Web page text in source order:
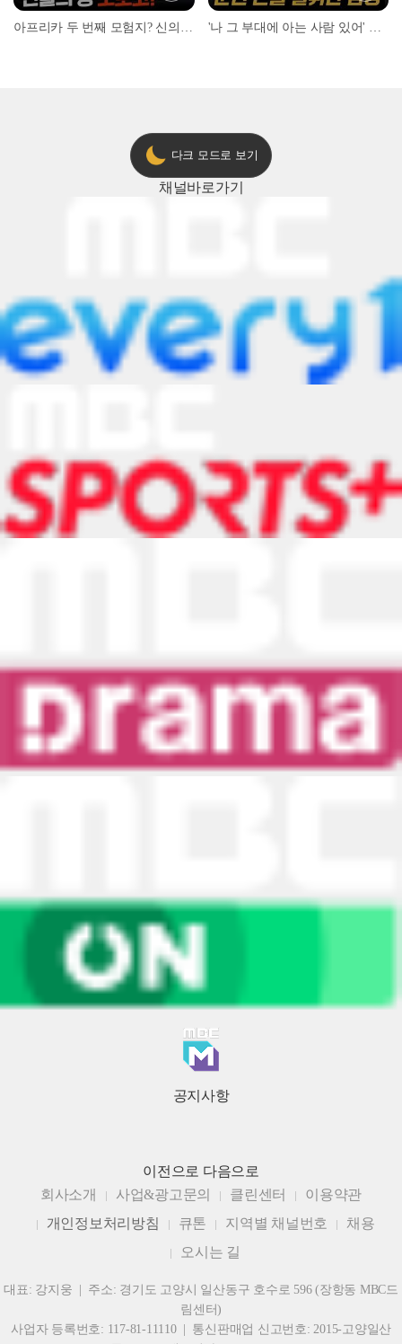
다크 모드로 보기
채널바로가기
공지사항
이전으로 다음으로
회사소개
사업&광고문의 클린센터
이용약관
개인정보처리방침
큐톤 지역별 채널번호
채용
오시는 길
대표: 강지웅 | 주소: 경기도 고양시 일산동구 호수로 596 (장항동 MBC드
림센터)
사업자 등록번호: 117-81-11110 | 통신판매업 신고번호: 2015-고양일산